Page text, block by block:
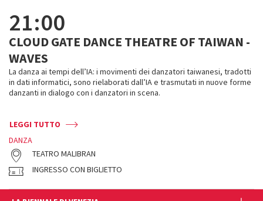
21:00
CLOUD GATE DANCE THEATRE OF TAIWAN -
WAVES
La danza ai tempi dell’IA: i movimenti dei danzatori taiwanesi, tradotti
in dati informatici, sono rielaborati dall’IA e trasmutati in nuove forme
danzanti in dialogo con i danzatori in scena.
LEGGI TUTTO
DANZA
TEATRO MALIBRAN
INGRESSO CON BIGLIETTO